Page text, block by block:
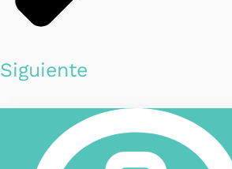
Siguiente